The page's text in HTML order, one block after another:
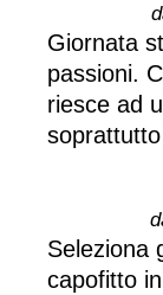
Giornata
passioni.
riesce ad
Seleziona
capofitto